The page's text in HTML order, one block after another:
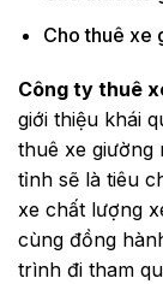
Cho thuê xe
Công ty thuê
giới thiệu khái
thuê xe giường
tỉnh sẽ là tiêu
xe chất lượng
cùng đồng
trình đi tham